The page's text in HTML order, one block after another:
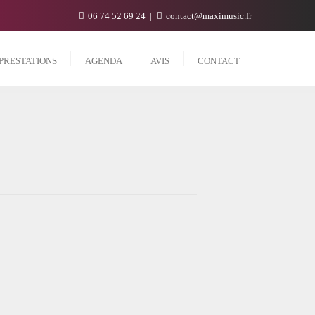
06 74 52 69 24 contact@maximusic.fr
AGENDA AVIS CONTACT